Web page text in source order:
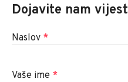
Dojavite nam vijest
Naslov *
Vaše ime *